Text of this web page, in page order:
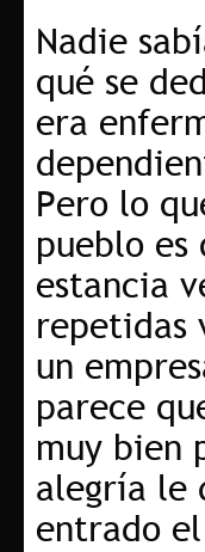
Nadie
qué se
era
Pero lo
pueblo es
estancia
repetidas
un
parece
muy bien
alegría le
entrado